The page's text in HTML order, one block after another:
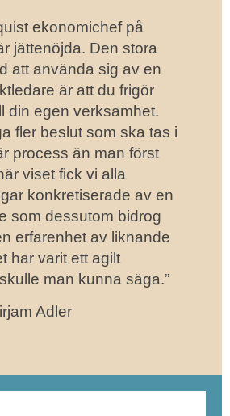
ekonomichef på
jättenöjda. Den stora
att använda sig av en
är att du frigör
din egen verksamhet.
fler beslut som ska tas i
process än man först
viset fick vi alla
konkretiserade av en
som dessutom bidrog
erfarenhet av liknande
har varit ett agilt
man kunna säga.”
Adler